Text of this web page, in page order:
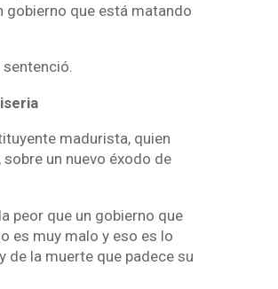
gobierno que está matando
sentenció.
madurista, quien
un nuevo éxodo de
peor que un gobierno que
es muy malo y eso es lo
de la muerte que padece su